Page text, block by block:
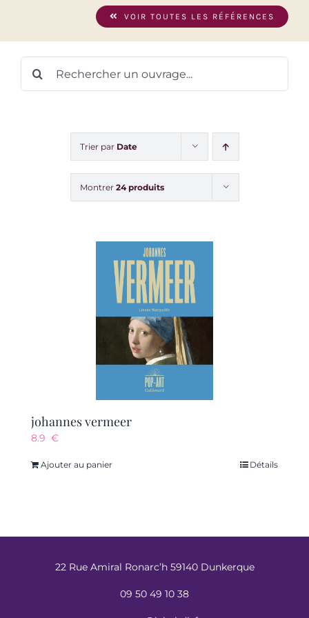
VOIR TOUTES LES RÉFÉRENCES
Trier par Date
Montrer 24 produits
johannes vermeer
8.9 €
Ajouter au panier Détails
22 Rue Amiral Ronarc’h 59140 Dunkerque
09 50 49 10 38